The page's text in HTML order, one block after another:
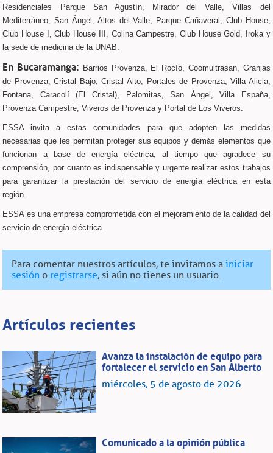
Residenciales Parque San Agustín, Mirador del Valle, Villas del
Mediterráneo, San Ángel, Altos del Valle, Parque Cañaveral, Club House,
Club House I, Club House III, Colina Campestre, Club House Gold, Iroka y
la sede de medicina de la UNAB.
En Bucaramanga: Barrios Provenza, El Rocío, Coomultrasan, Granjas
de Provenza, Cristal Bajo, Cristal Alto, Portales de Provenza, Villa Alicia,
Fontana, Caracolí (El Cristal), Palomitas, San Ángel, Villa España,
Provenza Campestre, Viveros de Provenza y Portal de Los Viveros.
ESSA invita a estas comunidades para que adopten las medidas
necesarias que les permitan proteger sus equipos y demás elementos que
funcionan a base de energía eléctrica, al tiempo que agradece su
comprensión, por cuanto es indispensable y urgente realizar estos trabajos
para garantizar la prestación del servicio de energía eléctrica en esta
región.
ESSA es una empresa comprometida con el mejoramiento de la calidad del
servicio de energía eléctrica.
Para comentar nuestros artículos, te invitamos ainiciar
sesión o registrarse, si aún no tienes un usuario.
Artículos recientes
Avanza la instalación de equipo para
fortalecer el servicio en San Alberto
miércoles, 5 de agosto de 2026
Comunicado a la opinión pública